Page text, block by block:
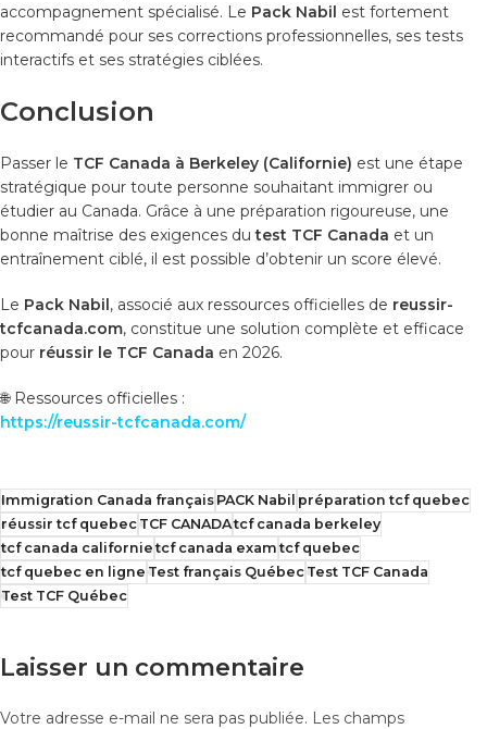
accompagnement spécialisé. Le Pack Nabil est fortement
recommandé pour ses corrections professionnelles, ses tests
interactifs et ses stratégies ciblées.
Conclusion
Passer le TCF Canada à Berkeley (Californie) est une étape
stratégique pour toute personne souhaitant immigrer ou
étudier au Canada. Grâce à une préparation rigoureuse, une
bonne maîtrise des exigences dutest TCF Canada et un
entraînement ciblé, il est possible d’obtenir un score élevé.
Le Pack Nabil, associé aux ressources officielles de reussir-
tcfcanada.com, constitue une solution complète et efficace
pour réussir le TCF Canada en 2026.
🌐 Ressources officielles :
https://reussir-tcfcanada.com/
Immigration Canada françaisPACK Nabil préparation tcf quebec
réussir tcf quebecTCF CANADAtcf canada berkeley
tcf canada californie tcf canada exam tcf quebec
tcf quebec en ligne Test français QuébecTest TCF Canada
Test TCF Québec
Laisser un commentaire
Votre adresse e-mail ne sera pas publiée. Les champs